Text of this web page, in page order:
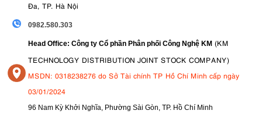
Đa, TP. Hà Nội
0982.580.303
Head Office: Công ty Cổ phần Phân phối Công Nghệ KM (KM
TECHNOLOGY DISTRIBUTION JOINT STOCK COMPANY)
MSDN: 0318238276 do Sở Tài chính TP Hồ Chí Minh cấp ngày
03/01/2024
96 Nam Kỳ Khởi Nghĩa, Phường Sài Gòn, TP. Hồ Chí Minh